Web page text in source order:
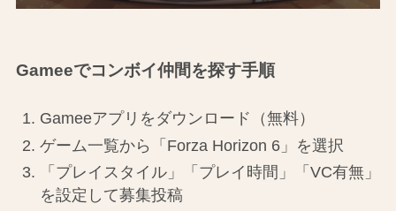
Gameeでコンボイ仲間を探す手順
Gameeアプリをダウンロード（無料）
ゲーム一覧から「Forza Horizon 6」を選択
「プレイスタイル」「プレイ時間」「VC有無」
を設定して募集投稿